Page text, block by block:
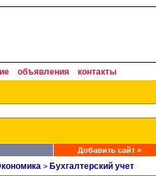
объявления контакты
Добавить сайт »
> Бухгалтерский учет